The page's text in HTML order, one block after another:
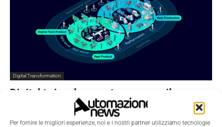
Per fornire le migliori esperienze, noi e i nostri partner utilizziamo tecnologie
Digital Transformation
Digital twin, plm e metaverso per il
manifatturiero: intervista a Franco Megali
11 Dicembre 2025